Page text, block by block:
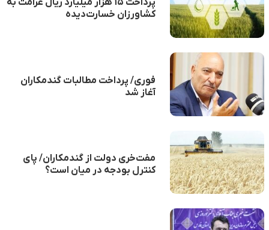
کشاورزان خسارت‌دیده
فوری/ پرداخت مطالبات گندمکاران
آغاز شد
مفت‌خری دولت از گندمکاران/ پای
کنترل بودجه در میان است؟